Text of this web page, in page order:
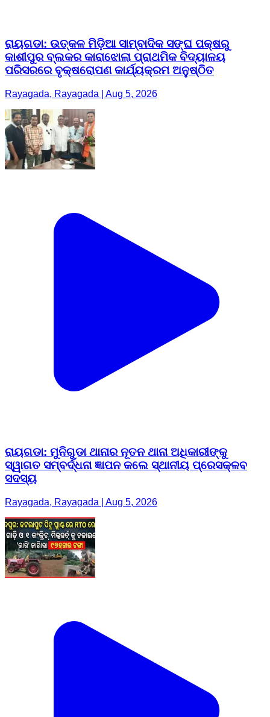
ରାୟଗଡା: ଉତ୍କଳ ମିଡ଼ିଆ ସାମ୍ବାଦିକ ସଙ୍ଘ ପକ୍ଷରୁ
କାଶୀପୁର ବ୍ଲକର କାରାଝୋଲା ପ୍ରାଥମିକ ବିଦ୍ୟାଳୟ
ପରିସରରେ ବୃକ୍ଷରୋପଣ କାର୍ଯ୍ୟକ୍ରମ ଅନୁଷ୍ଠିତ
Rayagada, Rayagada | Aug 5, 2026
ରାୟଗଡା: ମୁନିଗୁଡା ଥାନାର ନୂତନ ଥାନା ଅଧିକାରୀଙ୍କୁ
ସ୍ୱାଗତ ସମ୍ବର୍ଦ୍ଧନା ଜ୍ଞାପନ କଲେ ସ୍ଥାନୀୟ ପ୍ରେସକ୍ଳବ
ସଦସ୍ୟ
Rayagada, Rayagada | Aug 5, 2026